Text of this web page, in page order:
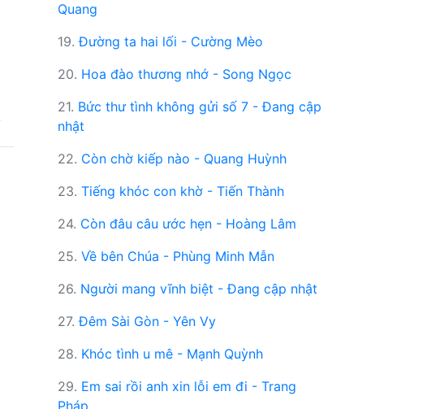
Quang
19.Đường ta hai lối - Cường Mèo
20. Hoa đào thương nhớ - Song Ngọc
21. Bức thư tình không gửi số 7 - Đang cập
nhật
22. Còn chờ kiếp nào - Quang Huỳnh
23. Tiếng khóc con khờ - Tiến Thành
24. Còn đâu câu ước hẹn - Hoàng Lâm
25. Về bên Chúa - Phùng Minh Mẫn
26. Người mang vĩnh biệt - Đang cập nhật
27.Đêm Sài Gòn - Yên Vy
28. Khóc tình u mê - Mạnh Quỳnh
29. Em sai rồi anh xin lỗi em đi - Trang